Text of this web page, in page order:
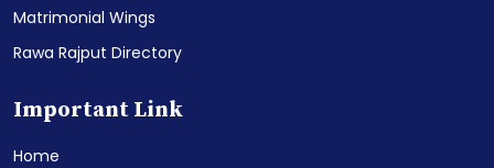
Matrimonial Wings
Rawa Rajput Directory
Important Link
Home